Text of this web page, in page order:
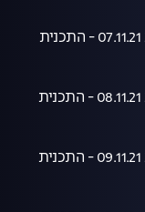
לפני החדשות 07.11.21 - התכנית
לפני החדשות 08.11.21 - התכנית
לפני החדשות 09.11.21 - התכנית